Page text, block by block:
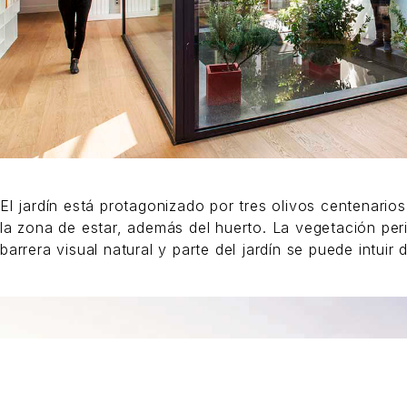
El jardín está protagonizado por tres olivos
la zona de estar, además del huerto. La vegetación
barrera visual natural y parte del jardín se puede intuir